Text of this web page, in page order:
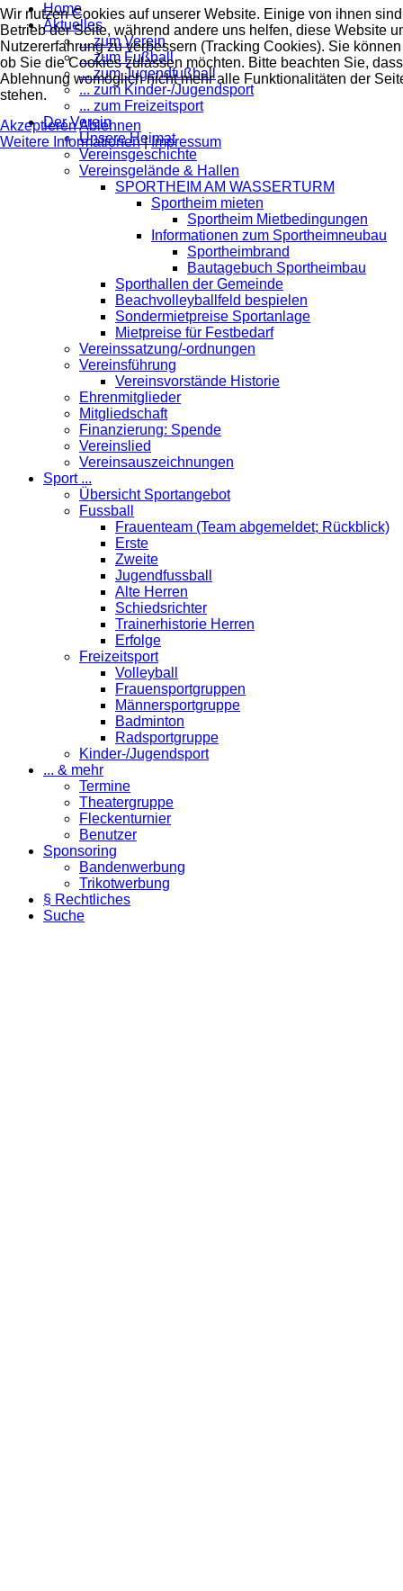
Home
Aktuelles
... zum Verein
... zum Fußball
... zum Jugendfußball
... zum Kinder-/Jugendsport
... zum Freizeitsport
Der Verein
Unsere Heimat
Vereinsgeschichte
Vereinsgelände & Hallen
SPORTHEIM AM WASSERTURM
Sportheim mieten
Sportheim Mietbedingungen
Informationen zum Sportheimneubau
Sportheimbrand
Bautagebuch Sportheimbau
Sporthallen der Gemeinde
Beachvolleyballfeld bespielen
Sondermietpreise Sportanlage
Mietpreise für Festbedarf
Vereinssatzung/-ordnungen
Vereinsführung
Vereinsvorstände Historie
Ehrenmitglieder
Mitgliedschaft
Finanzierung: Spende
Vereinslied
Vereinsauszeichnungen
Sport ...
Übersicht Sportangebot
Fussball
Frauenteam (Team abgemeldet; Rückblick)
Erste
Zweite
Jugendfussball
Alte Herren
Schiedsrichter
Trainerhistorie Herren
Erfolge
Freizeitsport
Volleyball
Frauensportgruppen
Männersportgruppe
Badminton
Radsportgruppe
Kinder-/Jugendsport
... & mehr
Termine
Theatergruppe
Fleckenturnier
Benutzer
Sponsoring
Bandenwerbung
Trikotwerbung
§ Rechtliches
Suche
Wir nutzen Cookies auf unserer Website. Einige von ihnen
Betrieb der Seite, während andere uns helfen, diese Website
Nutzererfahrung zu verbessern (Tracking Cookies). Sie
ob Sie die Cookies zulassen möchten. Bitte beachten Sie,
Ablehnung womöglich nicht mehr alle Funktionalitäten der
stehen.
AkzeptierenAblehnen
Weitere Informationen|Impressum